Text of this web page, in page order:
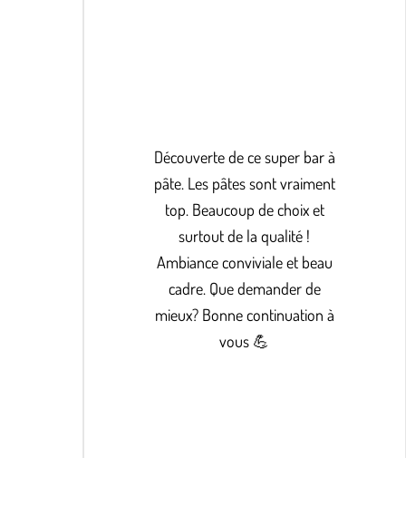
Découverte de ce super bar à
pâte. Les pâtes sont vraiment
top. Beaucoup de choix et
surtout de la qualité !
Ambiance conviviale et beau
cadre. Que demander de
mieux? Bonne continuation à
vous 💪